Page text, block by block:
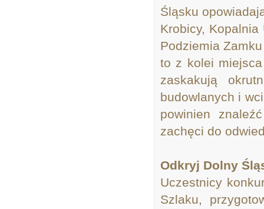
Śląsku
Krobicy,
Podziemia
to z kolei
zaskakują
budowlanych i
powinien
zachęci do
Odkryj Dolny
Uczestnicy
Szlaku,